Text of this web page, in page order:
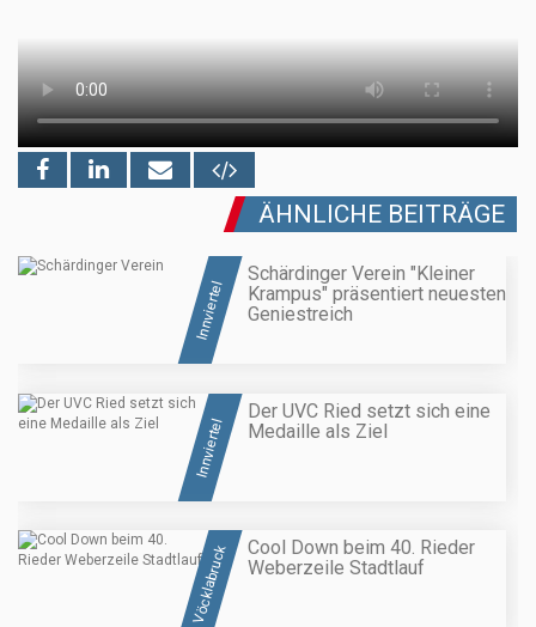
ÄHNLICHE BEITRÄGE
Innviertel
Schärdinger Verein "Kleiner
Krampus" präsentiert neuesten
Geniestreich
Innviertel
Der UVC Ried setzt sich eine
Medaille als Ziel
Vöcklabruck
Cool Down beim 40. Rieder
Weberzeile Stadtlauf